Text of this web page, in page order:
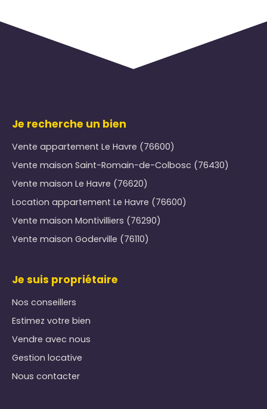
Je recherche un bien
Vente appartement Le Havre (76600)
Vente maison Saint-Romain-de-Colbosc (76430)
Vente maison Le Havre (76620)
Location appartement Le Havre (76600)
Vente maison Montivilliers (76290)
Vente maison Goderville (76110)
Je suis propriétaire
Nos conseillers
Estimez votre bien
Vendre avec nous
Gestion locative
Nous contacter